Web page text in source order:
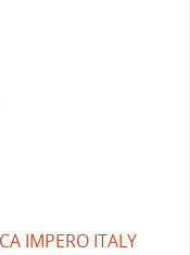
IMPERO ITALY